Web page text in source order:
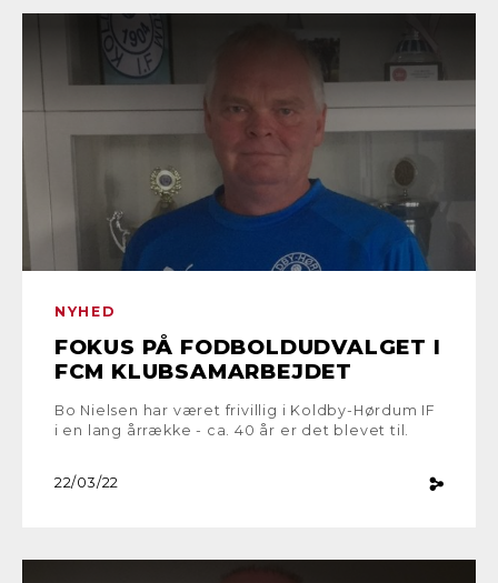
NYHED
FOKUS PÅ FODBOLDUDVALGET I
FCM KLUBSAMARBEJDET
Bo Nielsen har været frivillig i Koldby-Hørdum IF
i en lang årrække - ca. 40 år er det blevet til.
22/03/22